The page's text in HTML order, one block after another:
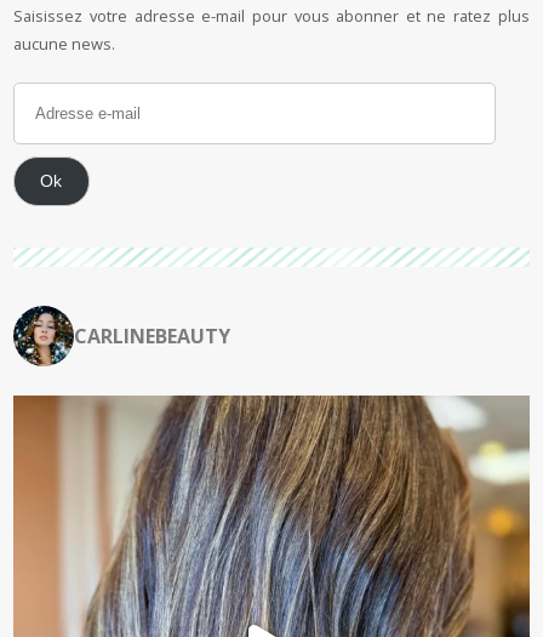
Saisissez votre adresse e-mail pour vous abonner et ne ratez plus
aucune news.
Ok
CARLINEBEAUTY